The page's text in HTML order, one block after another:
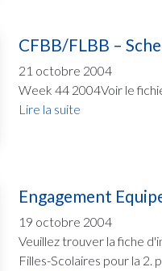
CFBB/FLBB –
21 octobre 2004
Week 44 2004Voir le
Lire la suite
Engagement
19 octobre 2004
Veuillez trouver la fiche
Filles-Scolaires pour la 2.